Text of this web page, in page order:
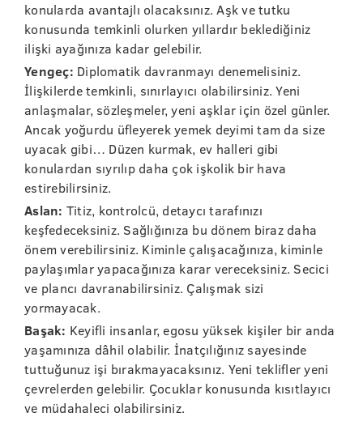
konularda avantajlı olacaksınız. Aşk ve tutku
konusunda temkinli olurken yıllardır beklediğiniz
ilişki ayağınıza kadar gelebilir.
Yengeç: Diplomatik davranmayı denemelisiniz.
İlişkilerde temkinli, sınırlayıcı olabilirsiniz. Yeni
anlaşmalar, sözleşmeler, yeni aşklar için özel günler.
Ancak yoğurdu üfleyerek yemek deyimi tam da size
uyacak gibi… Düzen kurmak, ev halleri gibi
konulardan sıyrılıp daha çok işkolik bir hava
estirebilirsiniz.
Aslan: Titiz, kontrolcü, detaycı tarafınızı
keşfedeceksiniz. Sağlığınıza bu dönem biraz daha
önem verebilirsiniz. Kiminle çalışacağınıza, kiminle
paylaşımlar yapacağınıza karar vereceksiniz. Secici
ve plancı davranabilirsiniz. Çalışmak sizi
yormayacak.
Başak: Keyifli insanlar, egosu yüksek kişiler bir anda
yaşamınıza dâhil olabilir. İnatçılığınız sayesinde
tuttuğunuz işi bırakmayacaksınız. Yeni teklifler yeni
çevrelerden gelebilir. Çocuklar konusunda kısıtlayıcı
ve müdahaleci olabilirsiniz.